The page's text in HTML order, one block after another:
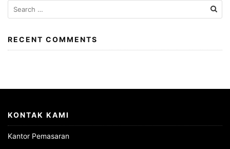
Search
for:
RECENT COMMENTS
KONTAK KAMI
Kantor Pemasaran